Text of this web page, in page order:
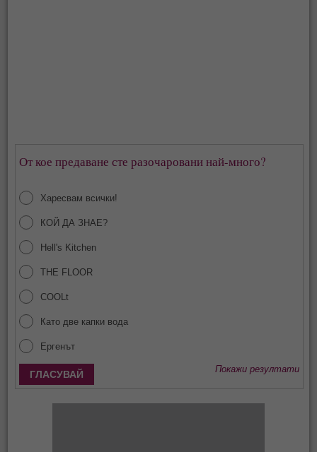
От кое предаване сте разочаровани най-много?
Харесвам всички!
КОЙ ДА ЗНАЕ?
Hell's Kitchen
THE FLOOR
COOLt
Като две капки вода
Ергенът
Покажи резултати